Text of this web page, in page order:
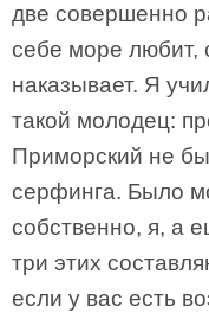
две совершенно
себе море
наказывает. Я
такой молодец:
Приморский не
серфинга. Было
собственно, я, а
три этих
если у вас есть